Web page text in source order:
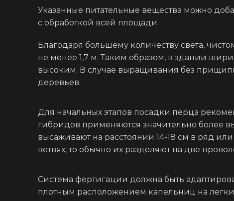
Указанные питательные вещества можно
с обработкой всей площади.
Благодаря большему количеству света,
не менее 1,7 м. Таким образом, в здании
высоким. В случае выращивания без
деревьев.
Для начальных этапов посадки перца
гибридов применяются значительно более
высаживают на расстоянии 14-18 см в ряд
ветвях, то обычно их разделяют на две
Система фертигации должна быть
плотным расположением капельниц на